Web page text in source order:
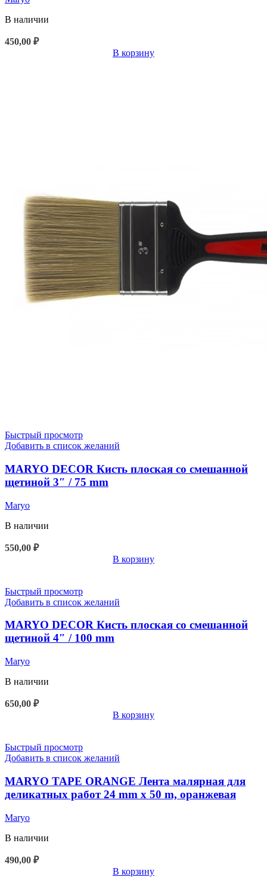
В наличии
450,00 ₽
В корзину
Быстрый просмотр
Добавить в список желаний
MARYO DECOR Кисть плоская со смешанной
щетиной 3″ / 75 mm
Maryo
В наличии
550,00 ₽
В корзину
Быстрый просмотр
Добавить в список желаний
MARYO DECOR Кисть плоская со смешанной
щетиной 4″ / 100 mm
Maryo
В наличии
650,00 ₽
В корзину
Быстрый просмотр
Добавить в список желаний
MARYO TAPE ORANGE Лента малярная для
деликатных работ 24 mm x 50 m, оранжевая
Maryo
В наличии
490,00 ₽
В корзину